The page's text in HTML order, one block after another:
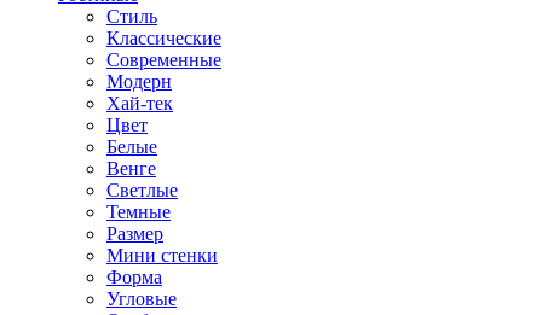
Стиль
Классические
Современные
Модерн
Хай-тек
Цвет
Белые
Венге
Светлые
Темные
Размер
Мини стенки
Форма
Угловые